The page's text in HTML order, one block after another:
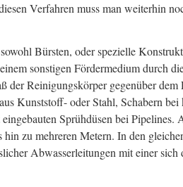
Verfahren muss man weiterhin
Bürsten, oder spezielle
sonstigen Fördermedium durch
der Reinigungskörper gegenüber dem
Kunststoff- oder Stahl, Schabern
Sprühdüsen bei Pipelines.
zu mehreren Metern. In den
Abwasserleitungen mit einer sich